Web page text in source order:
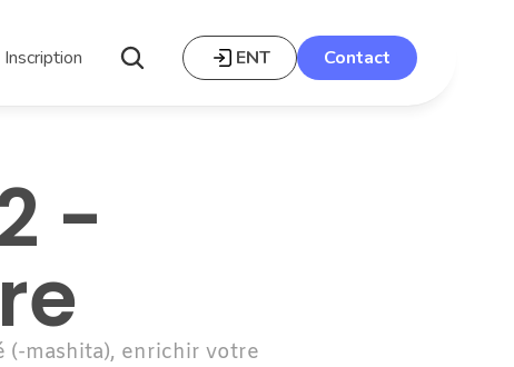
Inscription ENT Contact
-
(-mashita), enrichir votre